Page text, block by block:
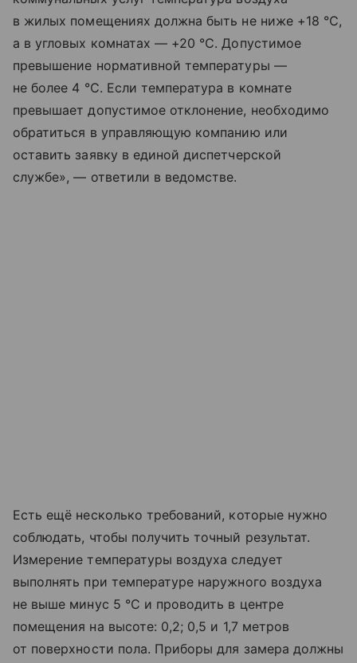
в жилых помещениях должна быть не ниже +18 ℃,
а в угловых комнатах — +20 ℃. Допустимое
превышение нормативной температуры —
не более 4 ℃. Если температура в комнате
превышает допустимое отклонение, необходимо
обратиться в управляющую компанию или
оставить заявку в единой диспетчерской
службе», — ответили в ведомстве.
Есть ещё несколько требований, которые нужно
соблюдать, чтобы получить точный результат.
Измерение температуры воздуха следует
выполнять при температуре наружного воздуха
не выше минус 5 °C и проводить в центре
помещения на высоте: 0,2; 0,5 и 1,7 метров
от поверхности пола. Приборы для замера должны